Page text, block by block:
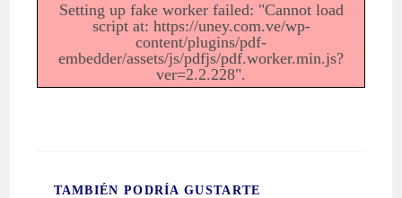
Setting up fake worker failed: "Cannot load
script at: https://uney.com.ve/wp-
content/plugins/pdf-
embedder/assets/js/pdfjs/pdf.worker.min.js?
ver=2.2.228".
TAMBIÉN PODRÍA GUSTARTE